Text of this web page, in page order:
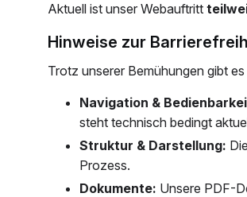
Aktuell ist unser Webauftritt
Hinweise zur
Trotz unserer Bemühungen gibt
Navigation &
steht technisch bedingt
Struktur & Darstellung:
Prozess.
Dokumente: Unsere PDF-